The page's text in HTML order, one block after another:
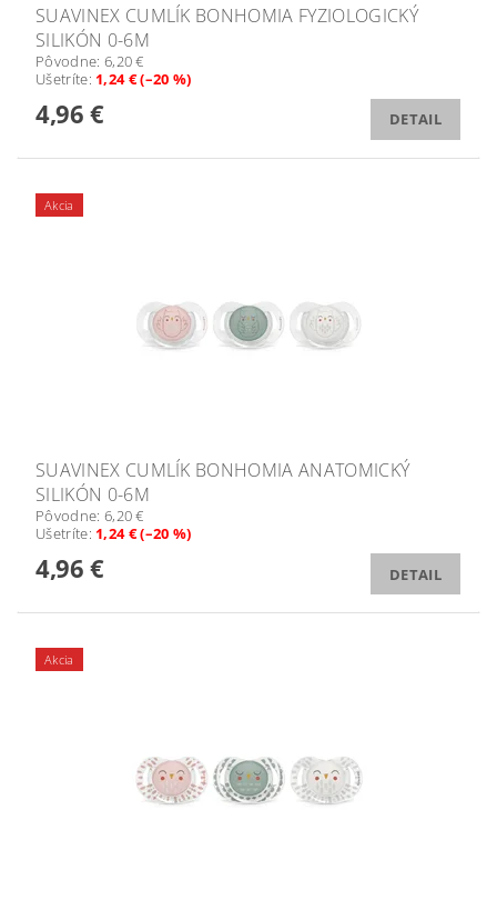
SUAVINEX CUMLÍK BONHOMIA FYZIOLOGICKÝ
SILIKÓN 0-6M
Pôvodne: 6,20 €
Ušetríte: 1,24 € (–20 %)
4,96 € DETAIL
Akcia
SUAVINEX CUMLÍK BONHOMIA ANATOMICKÝ
SILIKÓN 0-6M
Pôvodne: 6,20 €
Ušetríte: 1,24 € (–20 %)
4,96 € DETAIL
Akcia